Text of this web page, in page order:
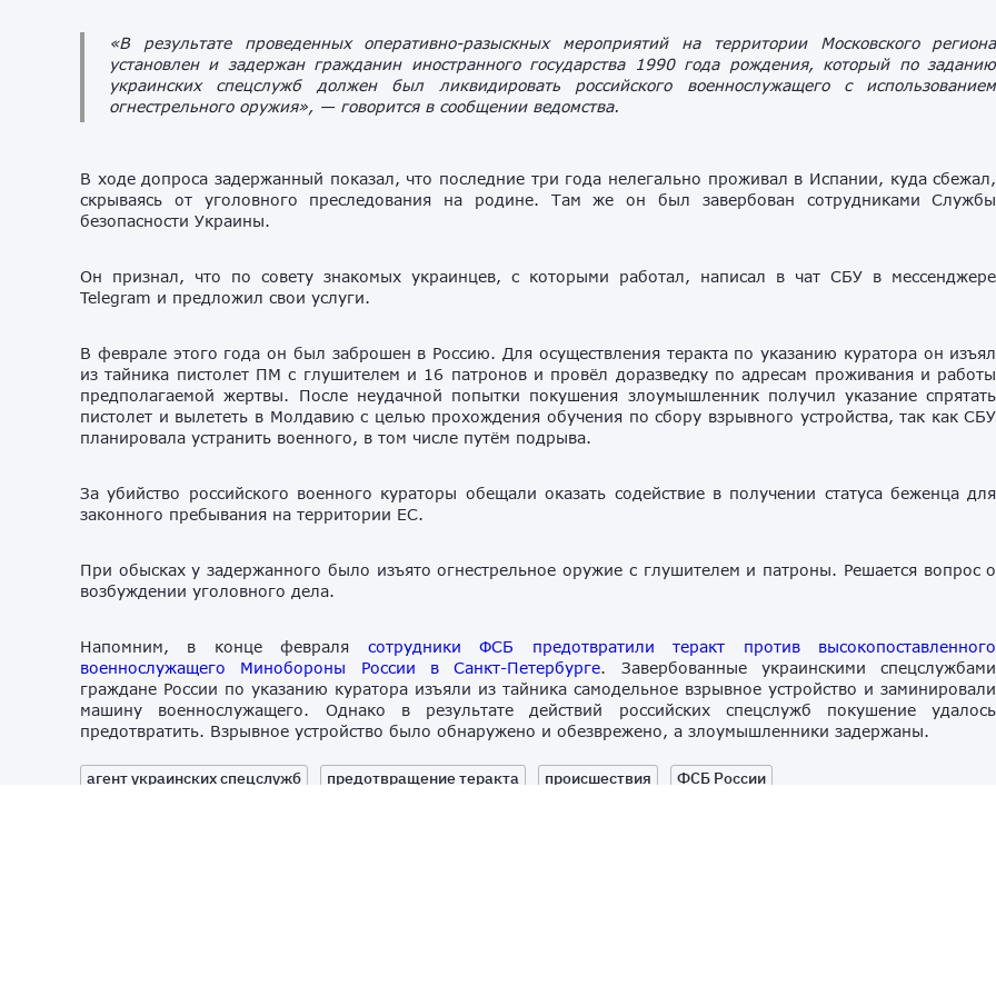
«В результате проведенных оперативно-разыскных мероприятий на территории Московского региона
установлен и задержан гражданин иностранного государства 1990 года рождения, который по заданию
украинских спецслужб должен был ликвидировать российского военнослужащего с использованием
огнестрельного оружия», — говорится в сообщении ведомства.
В ходе допроса задержанный показал, что последние три года нелегально проживал в Испании, куда сбежал,
скрываясь от уголовного преследования на родине. Там же он был завербован сотрудниками Службы
безопасности Украины.
Он признал, что по совету знакомых украинцев, с которыми работал, написал в чат СБУ в мессенджере
Telegram и предложил свои услуги.
В феврале этого года он был заброшен в Россию. Для осуществления теракта по указанию куратора он изъял
из тайника пистолет ПМ с глушителем и 16 патронов и провёл доразведку по адресам проживания и работы
предполагаемой жертвы. После неудачной попытки покушения злоумышленник получил указание спрятать
пистолет и вылететь в Молдавию с целью прохождения обучения по сбору взрывного устройства, так как СБУ
планировала устранить военного, в том числе путём подрыва.
За убийство российского военного кураторы обещали оказать содействие в получении статуса беженца для
законного пребывания на территории ЕС.
При обысках у задержанного было изъято огнестрельное оружие с глушителем и патроны. Решается вопрос о
возбуждении уголовного дела.
Напомним, в конце февраля сотрудники ФСБ предотвратили теракт против высокопоставленного
военнослужащего Минобороны России в Санкт-Петербурге. Завербованные украинскими спецслужбами
граждане России по указанию куратора изъяли из тайника самодельное взрывное устройство и заминировали
машину военнослужащего. Однако в результате действий российских спецслужб покушение удалось
предотвратить. Взрывное устройство было обнаружено и обезврежено, а злоумышленники задержаны.
агент украинских спецслужб предотвращение теракта происшествия ФСБ России